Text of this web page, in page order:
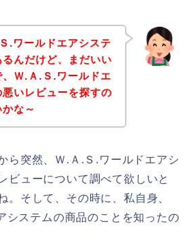
.ワールドエアシステ
んだけど、まだいい
Ｗ.Ａ.Ｓ.ワールドエ
いレビューを探すの
な～
ら突然、Ｗ.Ａ.Ｓ.ワールドエアシ
ビューについて調べて欲しいと
。そして、その時に、私自身、
システムの商品のことを知ったの